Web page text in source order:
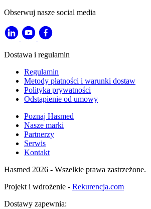
Obserwuj nasze social media
Dostawa i regulamin
Regulamin
Metody płatności i warunki dostaw
Polityka prywatności
Odstąpienie od umowy
Poznaj Hasmed
Nasze marki
Partnerzy
Serwis
Kontakt
Hasmed 2026 - Wszelkie prawa zastrzeżone.
Projekt i wdrożenie - Rekurencja.com
Dostawy zapewnia: